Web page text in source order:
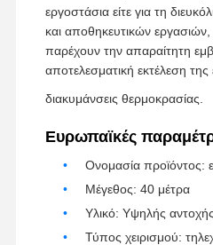
Σελίδα
Προϊόντα
Γύρος
Ποιοτικός
εργοστάσια είτε για τη
και αποθηκευτικών εργασιών,
παρέχουν την απαραίτητη
αποτελεσματική εκτέλεση της
διακυμάνσεις θερμοκρασίας.
Ευρωπαϊκές
Ονομασία προϊόντος:
Μέγεθος: 40 μέτρα
Υλικό: Υψηλής
Τύπος χειρισμού: